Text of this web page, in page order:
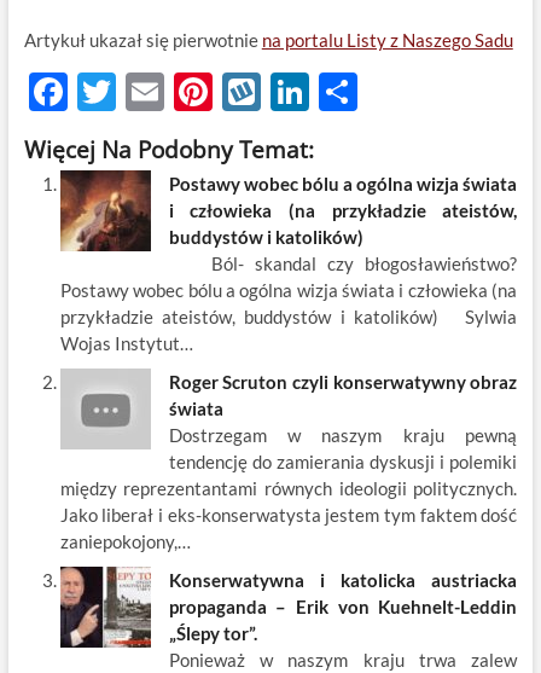
Artykuł ukazał się pierwotnie na portalu Listy z Naszego Sadu
F
ac
e
b
o
o
k
T
w
itt
er
E
m
ail
Pi
nt
er
es
t
W
k
o
p
Li
k
e
dI
n
S
ar
e
Więcej Na Podobny Temat:
Postawy wobec bólu a ogólna wizja świata
i człowieka (na przykładzie ateistów,
buddystów i katolików)
Ból- skandal czy błogosławieństwo?
Postawy wobec bólu a ogólna wizja świata i człowieka (na
przykładzie ateistów, buddystów i katolików) Sylwia
Wojas Instytut…
Roger Scruton czyli konserwatywny obraz
świata
Dostrzegam w naszym kraju pewną
tendencję do zamierania dyskusji i polemiki
między reprezentantami równych ideologii politycznych.
Jako liberał i eks-konserwatysta jestem tym faktem dość
zaniepokojony,…
Konserwatywna i katolicka austriacka
propaganda – Erik von Kuehnelt-Leddin
„Ślepy tor”.
Ponieważ w naszym kraju trwa zalew